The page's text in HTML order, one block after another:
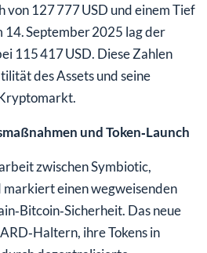
von 127 777 USD und einem Tief
14. September 2025 lag der
115 417 USD. Diese Zahlen
des Assets und seine
und Token‑Launch
zwischen Symbiotic,
einen wegweisenden
Das neue
ihre Tokens in